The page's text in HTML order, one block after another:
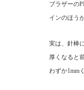
ブラザーの
インのほう
実は、針棒
厚くなると
わずか1mm